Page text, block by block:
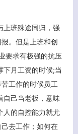
上班殊途同归，强
。但是上班和创
要求有极强的抗压
下月工资的时候;当
工作的时候员工
自己当老板，意味
人的自控能力就尤
去工作；如何在